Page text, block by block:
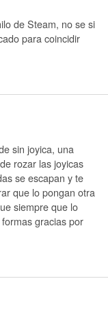
de Steam, no se si
para coincidir
sin joyica, una
rozar las joyicas
se escapan y te
que lo pongan otra
siempre que lo
gracias por